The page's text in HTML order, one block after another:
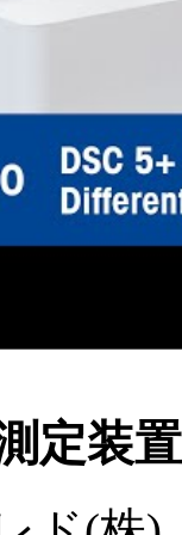
定装